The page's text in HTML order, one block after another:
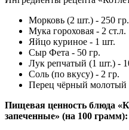
Морковь (2 шт.) - 250 гр.
Мука гороховая - 2 ст.л.
Яйцо куриное - 1 шт.
Сыр Фета - 50 гр.
Лук репчатый (1 шт.) -
Соль (по вкусу) - 2 гр.
Перец чёрный молотый
Пищевая ценность блюда
запеченные» (на 100 грамм):